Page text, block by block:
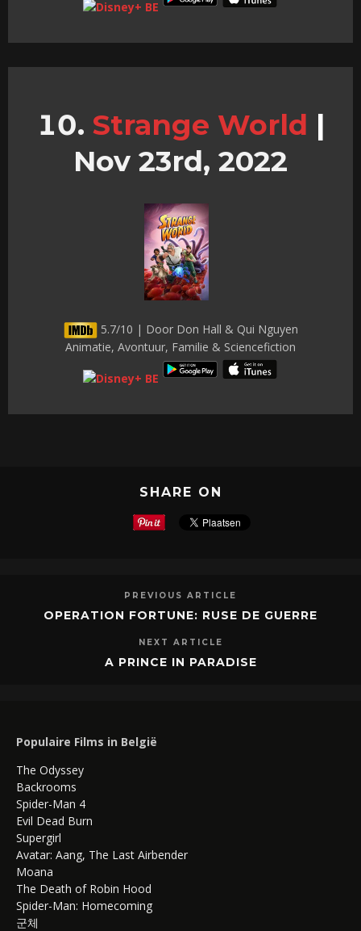
Strange World |
Nov 23rd, 2022
5.7/10 | Door Don Hall & Qui Nguyen
Animatie, Avontuur, Familie & Sciencefiction
SHARE ON
PREVIOUS ARTICLE
OPERATION FORTUNE: RUSE DE GUERRE
NEXT ARTICLE
A PRINCE IN PARADISE
Populaire Films in België
The Odyssey
Backrooms
Spider-Man 4
Evil Dead Burn
Supergirl
Avatar: Aang, The Last Airbender
Moana
The Death of Robin Hood
Spider-Man: Homecoming
군체